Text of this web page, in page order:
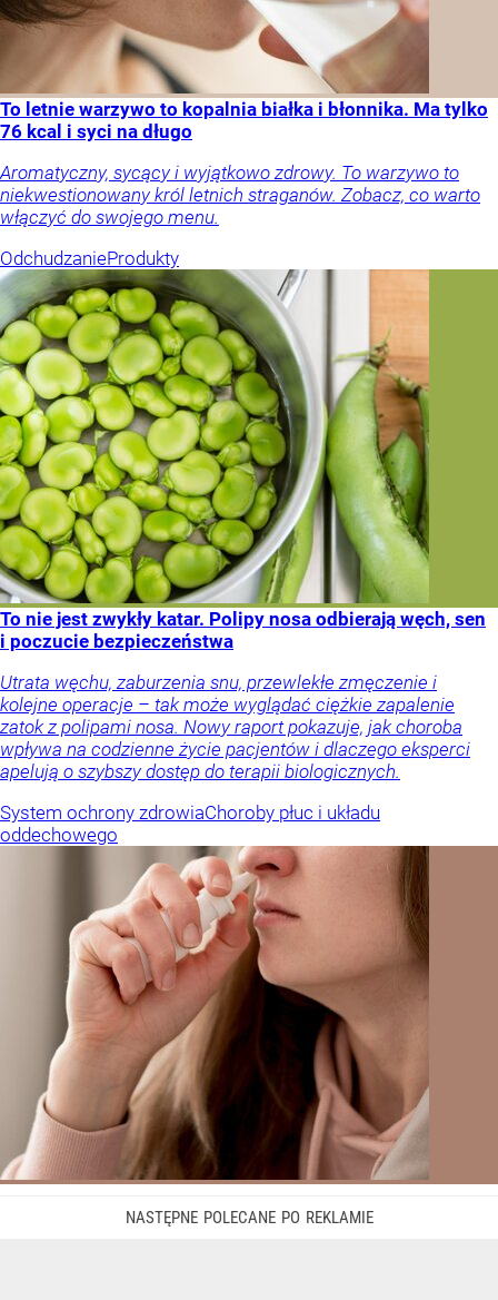
To letnie warzywo to kopalnia białka i błonnika. Ma tylko
76 kcal i syci na długo
Aromatyczny, sycący i wyjątkowo zdrowy. To warzywo to
niekwestionowany król letnich straganów. Zobacz, co warto
włączyć do swojego menu.
OdchudzanieProdukty
To nie jest zwykły katar. Polipy nosa odbierają węch, sen
i poczucie bezpieczeństwa
Utrata węchu, zaburzenia snu, przewlekłe zmęczenie i
kolejne operacje – tak może wyglądać ciężkie zapalenie
zatok z polipami nosa. Nowy raport pokazuje, jak choroba
wpływa na codzienne życie pacjentów i dlaczego eksperci
apelują o szybszy dostęp do terapii biologicznych.
System ochrony zdrowiaChoroby płuc i układu
oddechowego